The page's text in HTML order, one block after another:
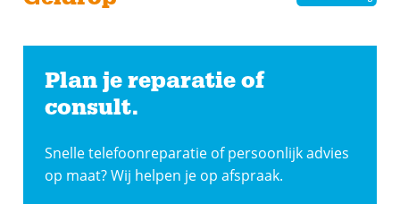
Plan je reparatie of
consult.
Snelle telefoonreparatie of persoonlijk advies
op maat? Wij helpen je op afspraak.